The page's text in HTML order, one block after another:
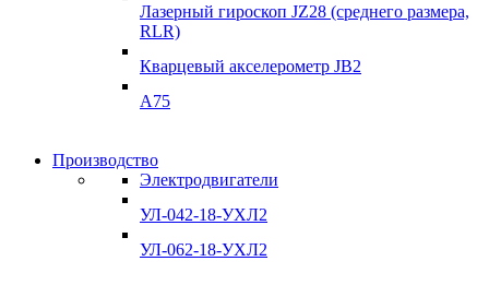
Лазерный гироскоп JZ28 (среднего размера,
RLR)
Кварцевый акселерометр JB2
A75
Склад
Подробнее
Гироскопы
Склад
Подробнее
Производство
Электродвигатели
УЛ-042-18-УХЛ2
УЛ-062-18-УХЛ2